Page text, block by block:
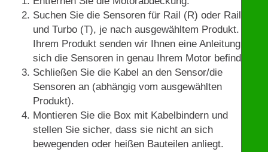
Suchen Sie die Sensoren für Rail (R) oder Rail (R)
und Turbo (T), je nach ausgewähltem Produkt. Mit
Ihrem Produkt senden wir Ihnen eine Anleitung, wo
sich die Sensoren in genau Ihrem Motor befinden.
Schließen Sie die Kabel an den Sensor/die
Sensoren an (abhängig vom ausgewählten
Produkt).
Montieren Sie die Box mit Kabelbindern und
stellen Sie sicher, dass sie nicht an sich
bewegenden oder heißen Bauteilen anliegt.